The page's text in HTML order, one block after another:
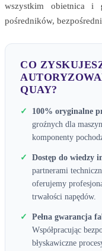
wszystkim obietnica i
pośredników,
CO
QUAY?
✓ 100% oryginalne
groźnych dla
komponenty
✓ Dostęp do wiedzy
partnerami
oferujemy
trwałości napędów.
✓
Pełna gwarancja
Współpracując
błyskawiczne